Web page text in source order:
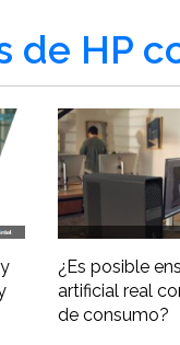
de HP
¿Es posible
artificial real
de consumo?